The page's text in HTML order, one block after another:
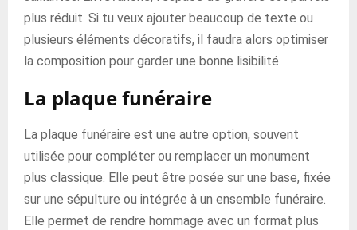
plus réduit. Si tu veux ajouter beaucoup de texte ou
plusieurs éléments décoratifs, il faudra alors optimiser
la composition pour garder une bonne lisibilité.
La plaque funéraire
La plaque funéraire est une autre option, souvent
utilisée pour compléter ou remplacer un monument
plus classique. Elle peut être posée sur une base, fixée
sur une sépulture ou intégrée à un ensemble funéraire.
Elle permet de rendre hommage avec un format plus